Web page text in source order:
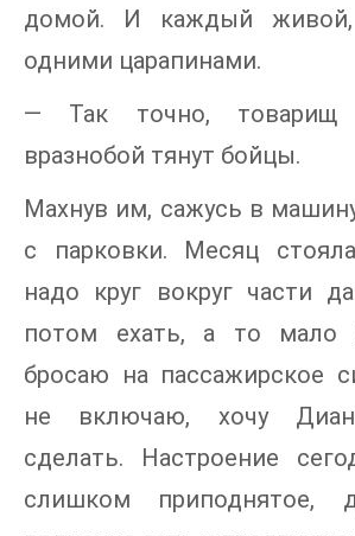
домой. И каждый живой,
одними царапинами.
— Так точно, товарищ
вразнобой тянут бойцы.
Махнув им, сажусь в
с парковки. Месяц стояла
надо круг вокруг части
потом ехать, а то мало
бросаю на пассажирское
не включаю, хочу
сделать. Настроение
слишком приподнятое,